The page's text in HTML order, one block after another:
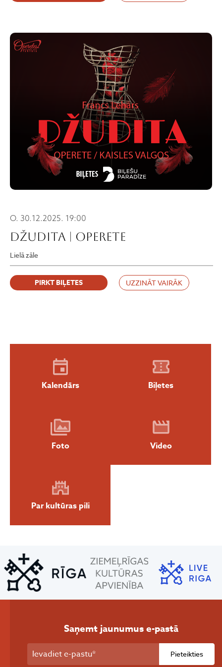
O. 30.12.2025. 19:00
Džudita | operete
Lielā zāle
PIRKT BIĻETES UZZINĀT VAIRĀK
Kalendārs Biļetes
Foto Video
Par kultūras pili
Saņemt jaunumus e-pastā
Pieteikties